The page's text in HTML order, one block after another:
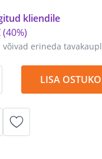
võivad erineda
(40%)
kliendile
LISA